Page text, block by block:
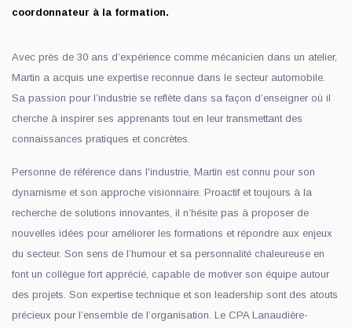
coordonnateur à la formation.
Avec près de 30 ans d’expérience comme mécanicien dans un atelier,
Martin a acquis une expertise reconnue dans le secteur automobile.
Sa passion pour l’industrie se reflète dans sa façon d’enseigner où il
cherche à inspirer ses apprenants tout en leur transmettant des
connaissances pratiques et concrètes.
Personne de référence dans l'industrie, Martin est connu pour son
dynamisme et son approche visionnaire. Proactif et toujours à la
recherche de solutions innovantes, il n’hésite pas à proposer de
nouvelles idées pour améliorer les formations et répondre aux enjeux
du secteur. Son sens de l’humour et sa personnalité chaleureuse en
font un collègue fort apprécié, capable de motiver son équipe autour
des projets. Son expertise technique et son leadership sont des atouts
précieux pour l’ensemble de l’organisation. Le CPA Lanaudière-